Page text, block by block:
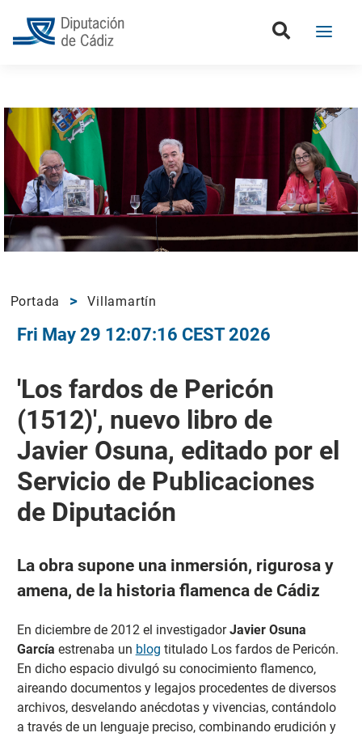
Portada Villamartín
Fri May 29 12:07:16 CEST 2026
'Los fardos de Pericón
(1512)', nuevo libro de
Javier Osuna, editado por el
Servicio de Publicaciones
de Diputación
La obra supone una inmersión, rigurosa y
amena, de la historia flamenca de Cádiz
En diciembre de 2012 el investigadorJavier Osuna
García estrenaba un blog titulado Los fardos de Pericón.
En dicho espacio divulgó su conocimiento flamenco,
aireando documentos y legajos procedentes de diversos
archivos, desvelando anécdotas y vivencias, contándolo
a través de un lenguaje preciso, combinando erudición y